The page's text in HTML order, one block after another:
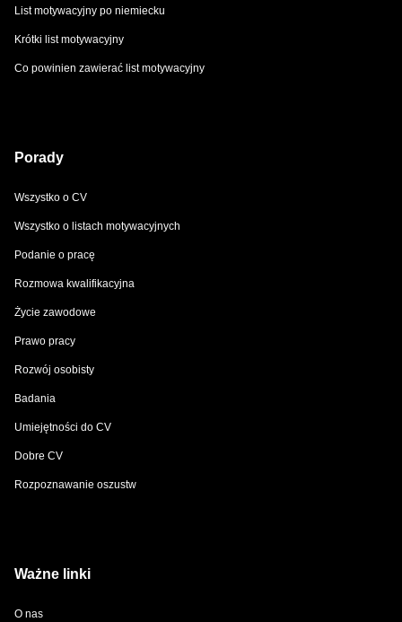
List motywacyjny po niemiecku
Krótki list motywacyjny
Co powinien zawierać list motywacyjny
Porady
Wszystko o CV
Wszystko o listach motywacyjnych
Podanie o pracę
Rozmowa kwalifikacyjna
Życie zawodowe
Prawo pracy
Rozwój osobisty
Badania
Umiejętności do CV
Dobre CV
Rozpoznawanie oszustw
Ważne linki
O nas